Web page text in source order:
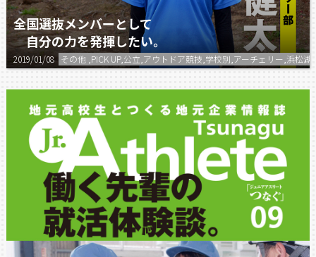
全国選抜メンバーとして
自分の力を発揮したい。
2019/01/08 その他 ,PICK UP,公立,アウトドア競技,学校別,アーチェリー,浜松湖